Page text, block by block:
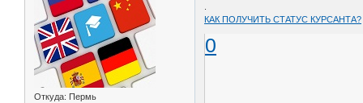
Откуда: Пермь
КАК ПОЛУЧИТЬ СТАТУС КУРСАНТА?
0